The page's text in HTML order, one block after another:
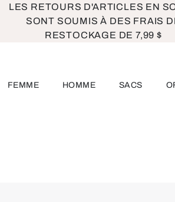
LES RETOURS D'ARTICLES EN
SONT SOUMIS À DES FRAIS
RESTOCKAGE DE 7,99 $
FEMME HOMME SACS